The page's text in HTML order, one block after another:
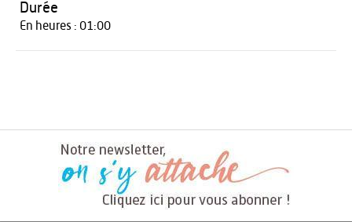
Durée
En heures : 01:00